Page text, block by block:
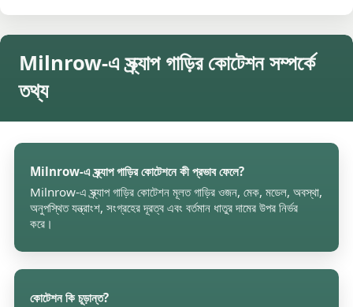
Milnrow-এ স্ক্র্যাপ গাড়ির কোটেশন সম্পর্কে
তথ্য
Milnrow-এ স্ক্র্যাপ গাড়ির কোটেশনে কী প্রভাব ফেলে?
Milnrow-এ স্ক্র্যাপ গাড়ির কোটেশন মূলত গাড়ির ওজন, মেক, মডেল, অবস্থা,
অনুপস্থিত যন্ত্রাংশ, সংগ্রহের দূরত্ব এবং বর্তমান ধাতুর দামের উপর নির্ভর
করে।
কোটেশন কি চূড়ান্ত?